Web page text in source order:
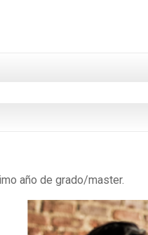
año de grado/master.